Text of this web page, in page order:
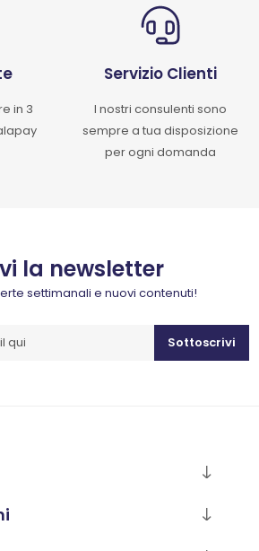
in 3
Servizio Clienti
I nostri consulenti sono
sempre a tua disposizione
per ogni domanda
la newsletter
settimanali e nuovi contenuti!
Sottoscrivi